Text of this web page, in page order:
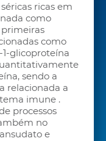
ricas em
como
como
glicoproteína
sendo a
relacionada a
imune .
processos
no
e